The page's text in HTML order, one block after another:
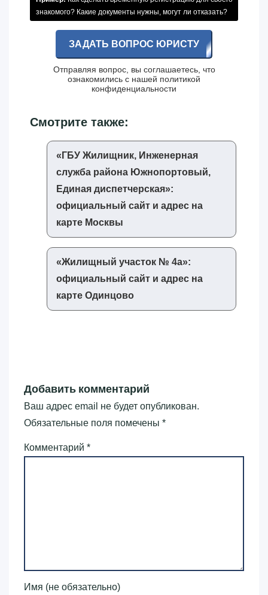
знакомого? Какие документы нужны, могут ли отказать?
ЗАДАТЬ ВОПРОС ЮРИСТУ
Отправляя вопрос, вы соглашаетесь, что
ознакомились с нашей политикой
конфиденциальности
Смотрите также:
«‎ГБУ Жилищник, Инженерная
служба района Южнопортовый,
Единая диспетчерская»‎:
официальный сайт и адрес на
карте Москвы
«‎Жилищный участок № 4а»‎:
официальный сайт и адрес на
карте Одинцово
Добавить комментарий
Ваш адрес email не будет опубликован.
Обязательные поля помечены *
Комментарий *
Имя (не обязательно)